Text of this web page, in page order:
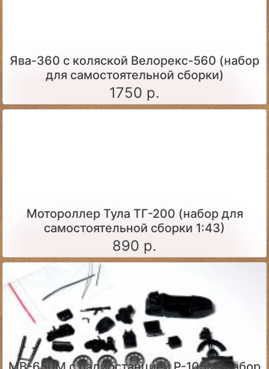
Ява-360 c коляской Велорекс-560 (набор
для самостоятельной сборки)
1750 р.
Мотороллер Тула ТГ-200 (набор для
самостоятельной сборки 1:43)
890 р.